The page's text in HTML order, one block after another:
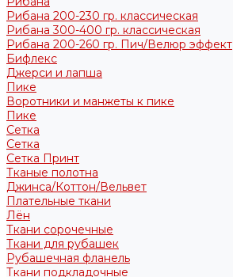
Рибана 200-230 гр. классическая
Рибана 300-400 гр. классическая
Рибана 200-260 гр. Пич/Велюр эффект
Бифлекс
Джерси и лапша
Пике
Воротники и манжеты к пике
Пике
Сетка
Сетка
Сетка Принт
Тканые полотна
Джинса/Коттон/Вельвет
Плательные ткани
Лён
Ткани сорочечные
Ткани для рубашек
Рубашечная фланель
Ткани подкладочные